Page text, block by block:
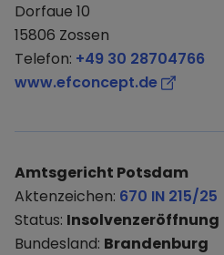
Dorfaue 10
15806 Zossen
Telefon: +49 30 28704766
www.efconcept.de
Amtsgericht Potsdam
Aktenzeichen: 670 IN 215/25
Status: Insolvenzeröffnung
Bundesland: Brandenburg